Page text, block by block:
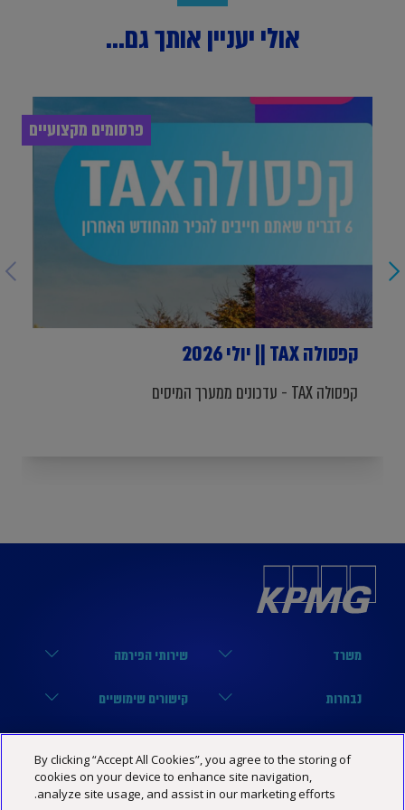
אולי יעניין אותך גם...
פרסומים מקצועיים
קפסולה TAX || יולי 2026
קפסולה TAX - עדכונים ממערך המיסים
משרד
הארבעה 17, תל אביב
03-6848444
Israel@kpmg.com
שירותי הפירמה
מערך הביקורת
מערך היעוץ
נבחרות
נבחרת טכנולוגיה
נבחרת פיננסים
קישורים שימושיים
הסיפור שלנו
מרכז מידע
מדיניות פרטיות הצהרת נגישות תנאי האתר
By clicking “Accept All Cookies”, you agree to the storing of
cookies on your device to enhance site navigation,
analyze site usage, and assist in our marketing efforts.